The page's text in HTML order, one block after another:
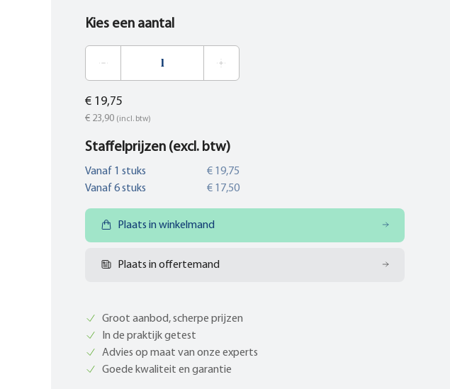
Kies een aantal
€ 19,75
€ 23,90 (incl. btw)
Staffelprijzen (excl. btw)
Vanaf 1 stuks
€ 19,75
Vanaf6stuks € 17,50
Plaats in winkelmand
Plaats in offertemand
Groot aanbod, scherpe prijzen
In de praktijk getest
Advies op maat van onze experts
Goede kwaliteit en garantie